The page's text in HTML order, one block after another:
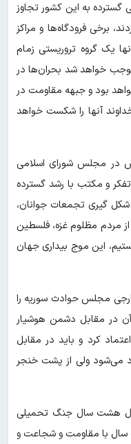
گسترده به این کشور تجاوز
برخی فرودگاه‌ها و مراکز
یک گروه تروریستی زمام
خواهد شد بحران‌ها در
بود و جبهه مقاومت در
آنها را شکست خواهد
در مجلس شورای اسلامی
‌و مکتب با رشد گسترده
گیری تجمعات جوانان،
مردم مظلوم غزه، فلسطین
این موج بیداری جهان
مجلس حوادث سوریه را
در مقابل دشمن هوشیار
کرد و باید در مقابل
می‌شود ولی از پشت خنجر
هشت سال جنگ تحمیلی
با مقاومت و شجاعت و